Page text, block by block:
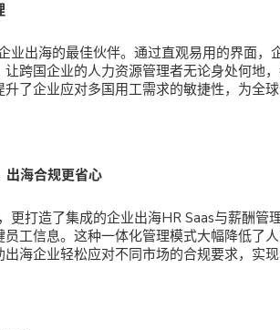
业出海的最佳伙伴。通过直观易用的界面，
跨国企业的人力资源管理者无论身处何地
了企业应对多国用工需求的敏捷性，为全
出海合规更省心
更打造了集成的企业出海HR Saas与薪酬管
工信息。这种一体化管理模式大幅降低了
海企业轻松应对不同市场的合规要求，实